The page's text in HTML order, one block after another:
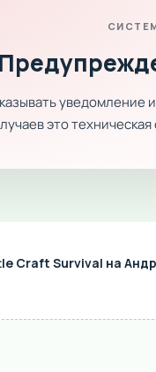
это
Craft Survival на